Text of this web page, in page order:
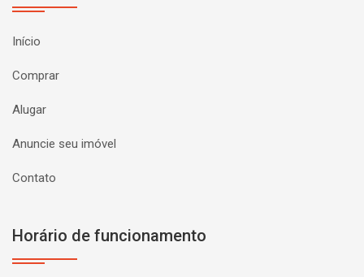
Início
Comprar
Alugar
Anuncie seu imóvel
Contato
Horário de funcionamento